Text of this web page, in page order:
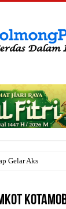
Gelar Aksi di Kan